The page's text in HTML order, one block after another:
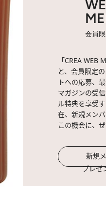
会員
「CREA WEB
と、会員限定
トへの応募、
マガジンの受
ル特典を享受
在、新規メン
この機会に、
新規
プレゼ